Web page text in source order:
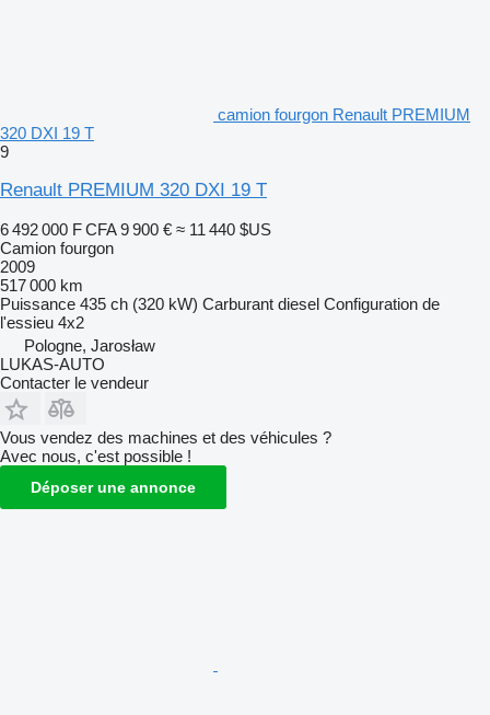
camion fourgon Renault PREMIUM
320 DXI 19 T
9
Renault PREMIUM 320 DXI 19 T
6 492 000 F CFA 9 900 € ≈ 11 440 $US
Camion fourgon
2009
517 000 km
Puissance 435 ch (320 kW) Carburant diesel Configuration de
l'essieu 4x2
Pologne, Jarosław
LUKAS-AUTO
Contacter le vendeur
Vous vendez des machines et des véhicules ?
Avec nous, c'est possible !
Déposer une annonce